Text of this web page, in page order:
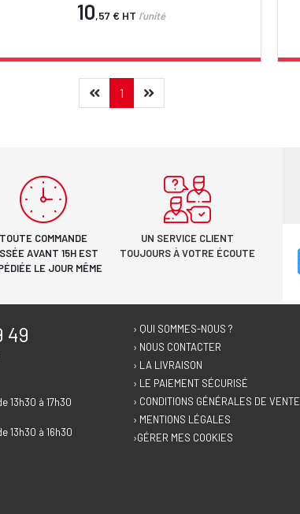
10,57 € HT l'unité
Précédent
1(current)Suivant
TOUTE COMMANDE
AVANT 15H EST
LE JOUR MÊME
UN SERVICE CLIENT
TOUJOURS À VOTRE ÉCOUTE
49
13h30 à 17h30
13h30 à 16h30
› QUI SOMMES-NOUS ?
› NOUS CONTACTER
› LA LIVRAISON
› LE PAIEMENT SÉCURISÉ
› CONDITIONS GÉNÉRALES DE VENTE
› MENTIONS LÉGALES
›GÉRER MES COOKIES